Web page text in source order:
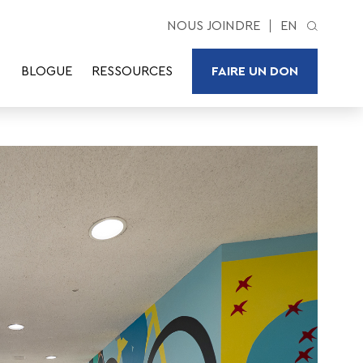
NOUS JOINDRE EN
BLOGUE RESSOURCES FAIRE UN DON